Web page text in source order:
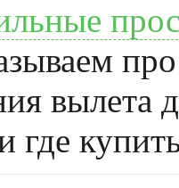
вылета
где